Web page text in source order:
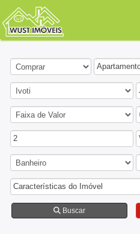
2
Características do Imóvel
Buscar